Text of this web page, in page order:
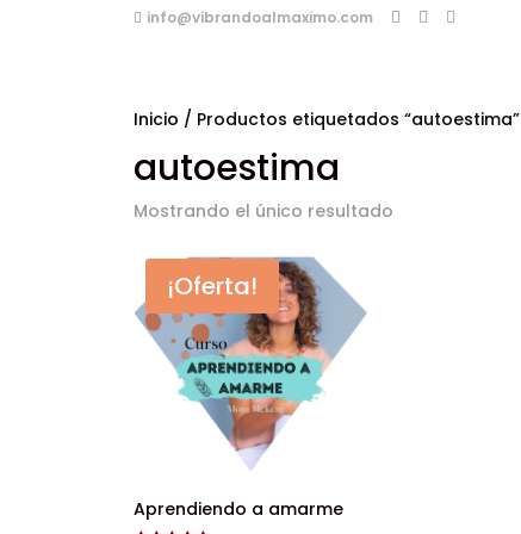
info@vibrandoalmaximo.com
Inicio / Productos etiquetados “autoestima”
autoestima
Mostrando el único resultado
¡Oferta!
Aprendiendo a amarme